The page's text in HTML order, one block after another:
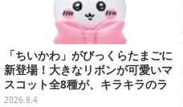
「ちいかわ」がびっくらたまごに
新登場！大きなリボンが可愛いマ
スコット全8種が、キラキラのラ
メ入り入浴剤から飛び出す
2026.8.4